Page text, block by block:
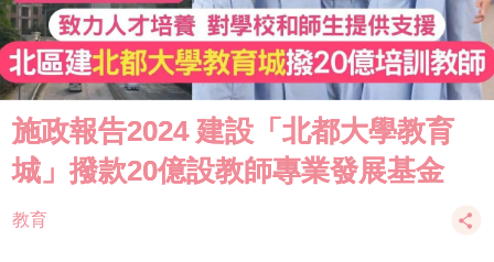
施政報告2024 建設「北都大學教育
城」撥款20億設教師專業發展基金
教育